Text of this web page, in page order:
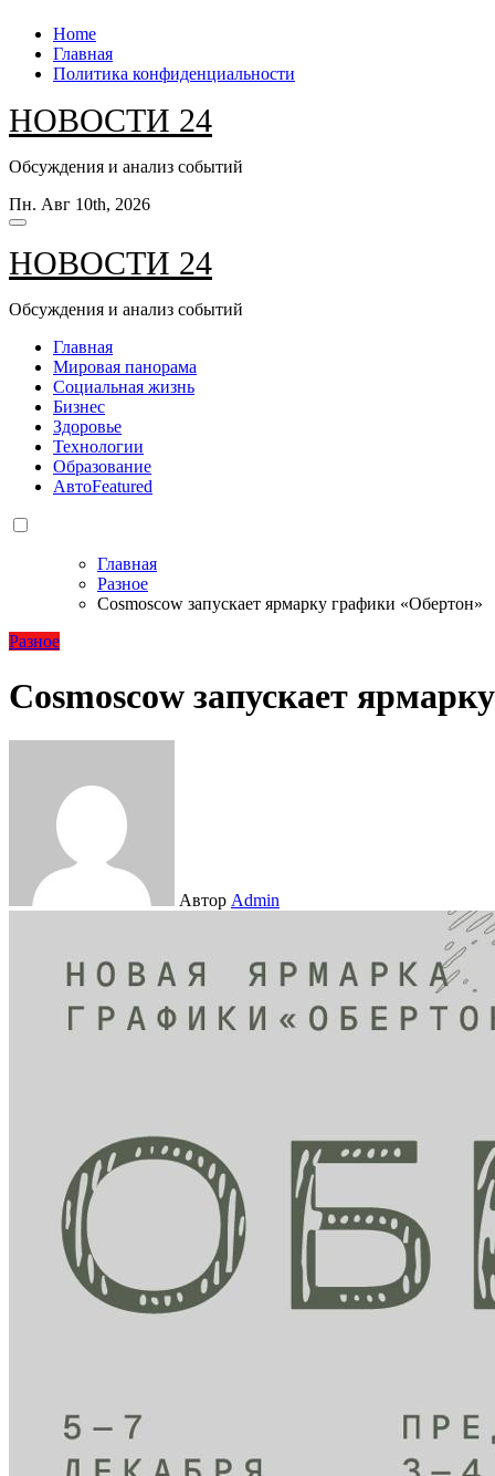
Перейти
содержанию
Home
Главная
Политика конфиденциальности
НОВОСТИ 24
Обсуждения и анализ событий
Пн. Авг 10th, 2026
НОВОСТИ 24
Обсуждения и анализ событий
Главная
Мировая панорама
Социальная жизнь
Бизнес
Здоровье
Технологии
Образование
АвтоFeatured
Главная
Разное
Cosmoscow запускает ярмарку графики «Обертон»
Разное
Cosmoscow запускает
Автор Admin